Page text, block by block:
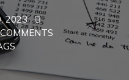
2023